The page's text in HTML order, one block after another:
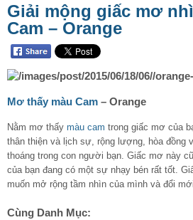
Giải mộng giấc mơ
Cam – Orange
Mơ thấy màu Cam – Orange
Nằm mơ thấy màu cam trong giấc mơ của
thân thiện và lịch sự, rộng lượng, hòa đồng
thoáng trong con người bạn. Giấc mơ này
của bạn đang có một sự nhạy bén rất tốt.
muốn mở rộng tầm nhìn của mình và đổi
Cùng Danh Mục: